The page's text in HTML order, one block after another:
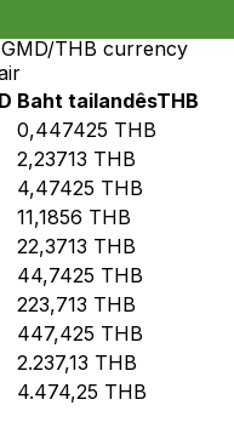
THB currency
Baht tailandêsTHB
0,447425 THB
2,23713 THB
4,47425 THB
11,1856 THB
22,3713 THB
44,7425 THB
223,713 THB
447,425 THB
2.237,13 THB
4.474,25 THB